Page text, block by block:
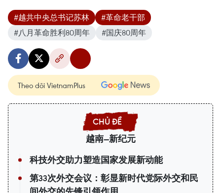
#越共中央总书记苏林
#革命老干部
#八月革命胜利80周年
#国庆80周年
Theo dõi VietnamPlus
越南—新纪元
科技外交助力塑造国家发展新动能
第33次外交会议：彰显新时代党际外交和民